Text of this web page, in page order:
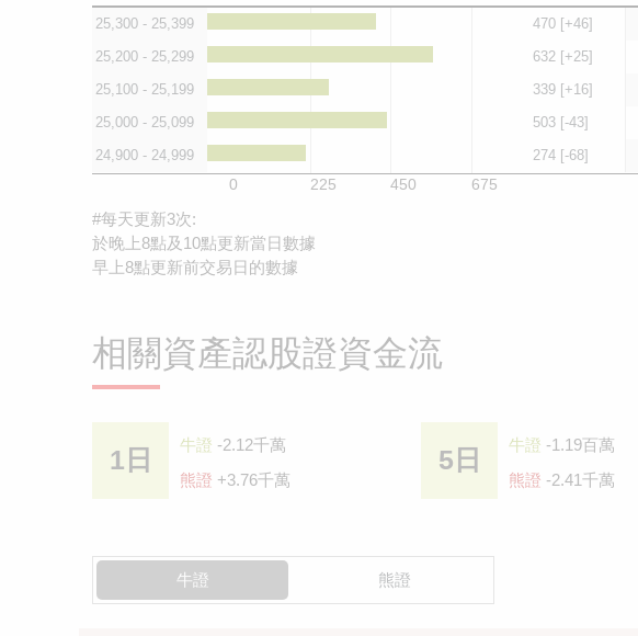
25,300 - 25,399 470 [+46]
25,200 - 25,299
632 [+25]
25,100 - 25,199
339 [+16]
25,000 - 25,099
503 [-43]
24,900 - 24,999
274 [-68]
0 225 450 675
#每天更新3次:
於晚上8點及10點更新當日數據
早上8點更新前交易日的數據
相關資產認股證資金流
1日 牛證 -2.12千萬
熊證 +3.76千萬
5日 牛證 -1.19百萬
熊證 -2.41千萬
牛證 熊證